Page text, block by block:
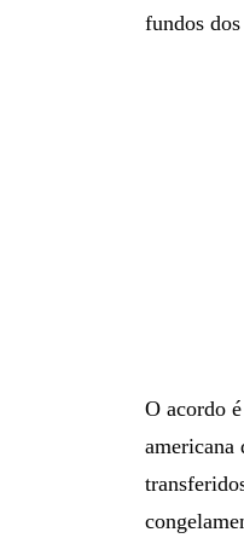
fundos
O acordo
americana